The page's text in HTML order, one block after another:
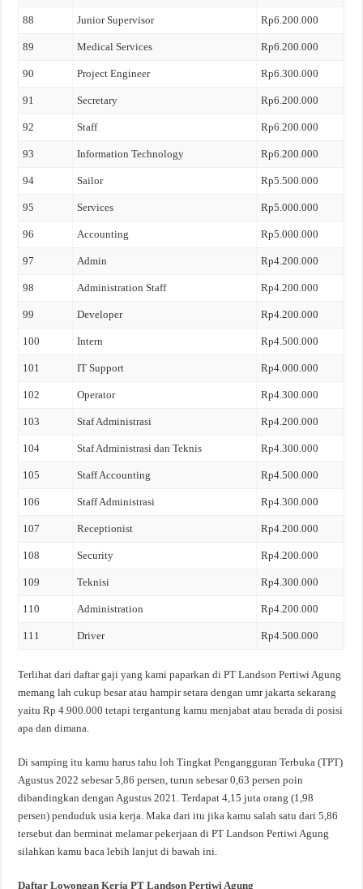
88 Junior Supervisor Rp6.200.000
89 Medical Services Rp6.200.000
90 Project Engineer Rp6.300.000
91 Secretary Rp6.200.000
92 Staff Rp6.200.000
93 Information Technology Rp6.200.000
94 Sailor Rp5.500.000
95 Services Rp5.000.000
96 Accounting Rp5.000.000
97 Admin Rp4.200.000
98 Administration Staff Rp4.200.000
99 Developer Rp4.200.000
100 Intern Rp4.500.000
101 IT Support Rp4.000.000
102 Operator Rp4.300.000
103 Staf Administrasi Rp4.200.000
104 Staf Administrasi dan Teknis Rp4.300.000
105 Staff Accounting Rp4.500.000
106 Staff Administrasi Rp4.300.000
107 Receptionist Rp4.200.000
108 Security Rp4.200.000
109 Teknisi Rp4.300.000
110 Administration Rp4.200.000
111 Driver Rp4.500.000
Terlihat dari daftar gaji yang kami paparkan di PT Landson Pertiwi Agung
memang lah cukup besar atau hampir setara dengan umr jakarta sekarang
yaitu Rp 4.900.000 tetapi tergantung kamu menjabat atau berada di posisi
apa dan dimana.
Di samping itu kamu harus tahu loh Tingkat Pengangguran Terbuka (TPT)
Agustus 2022 sebesar 5,86 persen, turun sebesar 0,63 persen poin
dibandingkan dengan Agustus 2021. Terdapat 4,15 juta orang (1,98
persen) penduduk usia kerja. Maka dari itu jika kamu salah satu dari 5,86
tersebut dan berminat melamar pekerjaan di PT Landson Pertiwi Agung
silahkan kamu baca lebih lanjut di bawah ini.
Daftar Lowongan Kerja PT Landson Pertiwi Agung